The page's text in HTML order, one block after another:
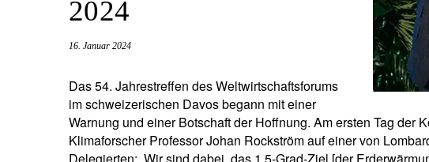
Unternehmer.2024
16. Januar 2024
Das 54. Jahrestreffen des Weltwirtschaftsforums
im schweizerischen Davos begann mit einer
Warnung und einer Botschaft der Hoffnung. Am ersten Tag der
Klimaforscher Professor Johan Rockström auf einer von